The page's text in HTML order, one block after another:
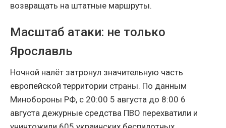
возвращать на штатные маршруты.
Масштаб атаки: не только
Ярославль
Ночной налёт затронул значительную часть
европейской территории страны. По данным
Минобороны РФ, с 20:00 5 августа до 8:00 6
августа дежурные средства ПВО перехватили и